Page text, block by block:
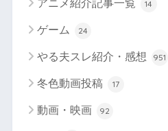
アニメ紹介記事一覧 14
ゲーム 24
やる夫スレ紹介・感想 951
冬色動画投稿 17
動画・映画 92